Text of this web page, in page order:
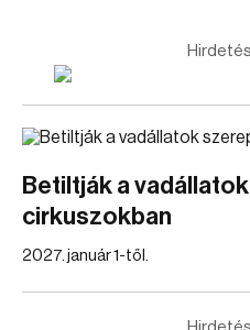
Hirdetés
Betiltják a
cirkuszokban
2027. január 1-től.